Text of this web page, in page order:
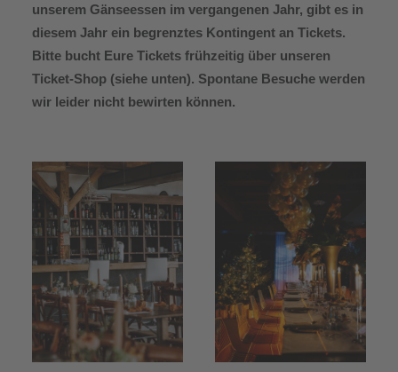
unserem Gänseessen im vergangenen Jahr, gibt es in
diesem Jahr ein begrenztes Kontingent an Tickets.
Bitte bucht Eure Tickets frühzeitig über unseren
Ticket-Shop (siehe unten). Spontane Besuche werden
wir leider nicht bewirten können.